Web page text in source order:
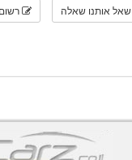
שאל אותנו שאלה